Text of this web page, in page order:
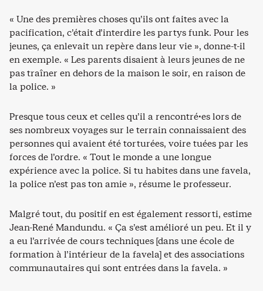
« Une des premières choses qu’ils ont faites avec la
pacification, c’était d’interdire les partys funk. Pour les
jeunes, ça enlevait un repère dans leur vie », donne-t-il
en exemple. « Les parents disaient à leurs jeunes de ne
pas traîner en dehors de la maison le soir, en raison de
la police. »
Presque tous ceux et celles qu’il a rencontré·es lors de
ses nombreux voyages sur le terrain connaissaient des
personnes qui avaient été torturées, voire tuées par les
forces de l’ordre. « Tout le monde a une longue
expérience avec la police. Si tu habites dans une favela,
la police n’est pas ton amie », résume le professeur.
Malgré tout, du positif en est également ressorti, estime
Jean-René Mandundu. « Ça s’est amélioré un peu. Et il y
a eu l’arrivée de cours techniques [dans une école de
formation à l’intérieur de la favela] et des associations
communautaires qui sont entrées dans la favela. »